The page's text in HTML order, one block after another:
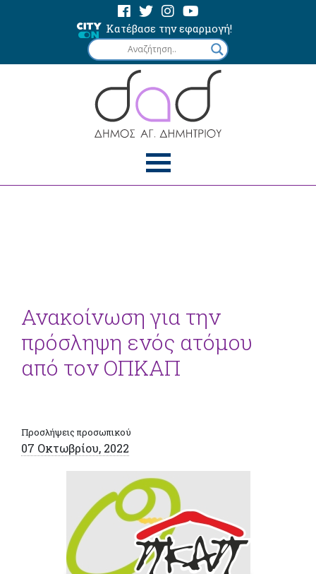
Κατέβασε την εφαρμογή!
Ανακοίνωση για την
πρόσληψη ενός ατόμου
από τον ΟΠΚΑΠ
Προσλήψεις προσωπικού
07 Οκτωβρίου, 2022